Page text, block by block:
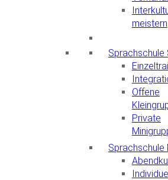
meistern
Sprachschule
Offene
Private
Sprachschule